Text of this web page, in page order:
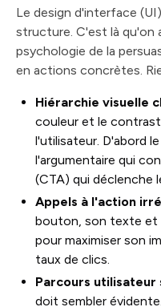
Le design d'interface
structure. C'est là qu'on
psychologie de la
en actions concrètes.
Hiérarchie visuelle
couleur et le
l'utilisateur. D'abord
l'argumentaire qui
(CTA) qui déclenche
Appels à l'action
bouton, son texte et
pour maximiser son
taux de clics.
Parcours utilisateur
doit sembler